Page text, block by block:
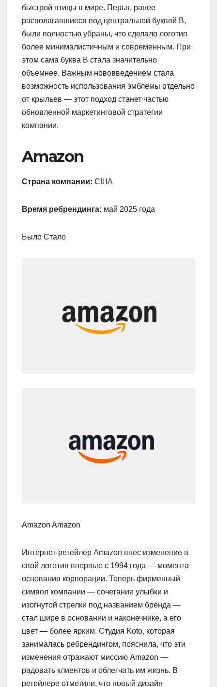
быстрой птицы в мире. Перья, ранее
располагавшиеся под центральной буквой B,
были полностью убраны, что сделало логотип
более минималистичным и современным. При
этом сама буква B стала значительно
объемнее. Важным нововведением стала
возможность использования эмблемы отдельно
от крыльев — этот подход станет частью
обновленной маркетинговой стратегии
компании.
Amazon
Страна компании: США
Время ребрендинга: май 2025 года
Было Стало
Amazon Amazon
Интернет-ретейлер Amazon внес изменение в
свой логотип впервые с 1994 года — момента
основания корпорации. Теперь фирменный
символ компании — сочетание улыбки и
изогнутой стрелки под названием бренда —
стал шире в основании и наконечнике, а его
цвет — более ярким. Студия Koto, которая
занималась ребрендингом, пояснила, что эти
изменения отражают миссию Amazon —
радовать клиентов и облегчать им жизнь. В
ретейлере отметили, что новый дизайн